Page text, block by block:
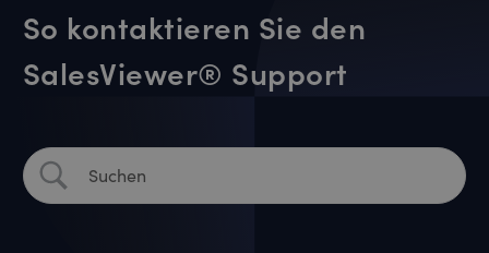
So kontaktieren Sie den
SalesViewer® Support